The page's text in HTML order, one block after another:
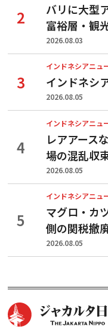
バリに大型
富裕層・観
2026.08.03
インドネシアニュ
インドネシ
2026.08.05
インドネシアニュ
レアアース
場の混乱収
2026.08.05
インドネシアニュ
マグロ・カ
側の関税撤
2026.08.05